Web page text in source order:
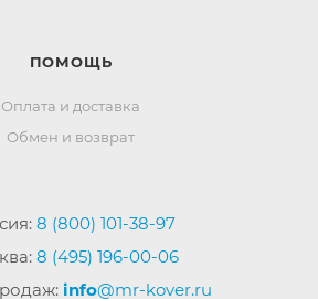
ПОМОЩЬ
Оплата и доставка
Обмен и возврат
8 (800) 101-38-97
8 (495) 196-00-06
info@mr-kover.ru